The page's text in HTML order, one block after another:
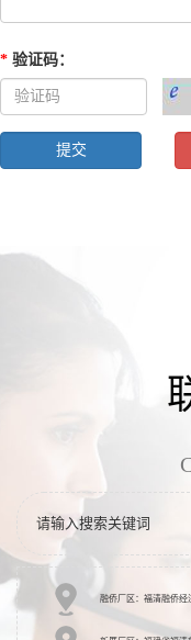
* 验证码：
融侨厂区：福清融侨经